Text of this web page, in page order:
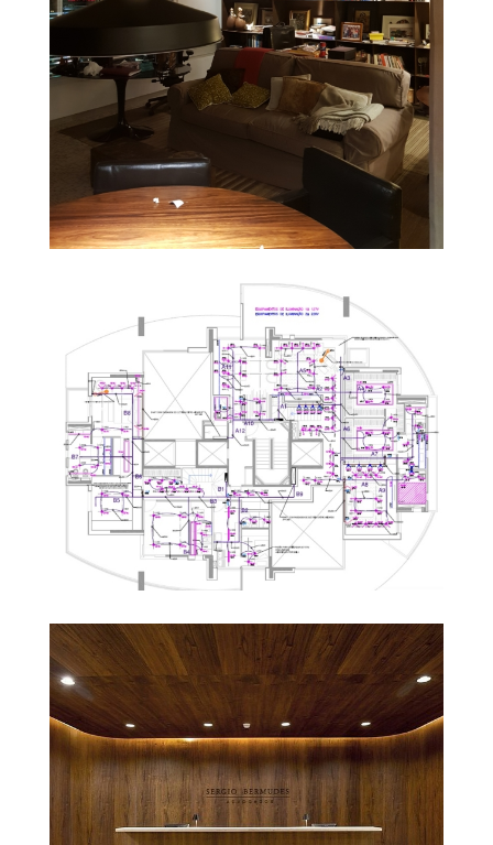
Apartamento OHML
Apartamento Triplex Vila Nova
Conceição